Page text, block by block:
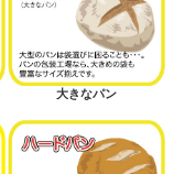
大きなパン